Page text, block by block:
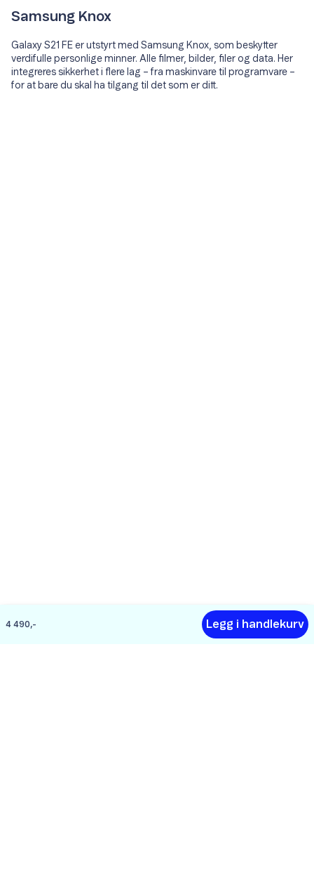
Samsung Knox
Galaxy S21 FE er utstyrt med Samsung Knox, som beskytter
verdifulle personlige minner. Alle filmer, bilder, filer og data. Her
integreres sikkerhet i flere lag – fra maskinvare til programvare –
for at bare du skal ha tilgang til det som er ditt.
4 490,- Legg i handlekurv